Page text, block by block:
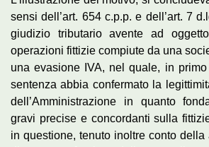
sensi dell’art. 654 c.p.p. e dell’art. 7
giudizio tributario avente ad
operazioni fittizie compiute da una
una evasione IVA, nel quale, in
sentenza abbia confermato la
dell’Amministrazione in quanto
gravi precise e concordanti sulla
in questione, tenuto inoltre conto della